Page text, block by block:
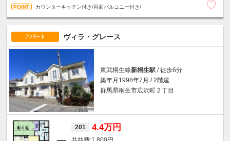
カウンターキッチン付き/両面バルコニー付き/
アパート ヴィラ・グレース
東武桐生線新桐生駅 / 徒歩6分
築年月1998年7月 / 2階建
群馬県桐生市広沢町２丁目
201 4.4万円